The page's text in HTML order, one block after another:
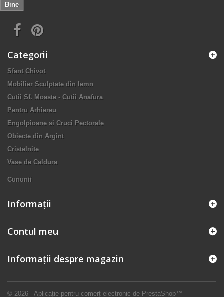
Bine
Categorii
Sfant Chivot
Mobilier Sculptate din lemn
Cutii Sf. Moaste - Cutii Anafura
Pentru Arhiereu
Engolpioane si Cruci Pectorale
Obiecte din Argint
Cristelnite
Vase de Caldura
Cununii
Informaţii
© 2026 - Aplicație pentru comerț electronic de PrestaShop™
Contul meu
Informații despre magazin